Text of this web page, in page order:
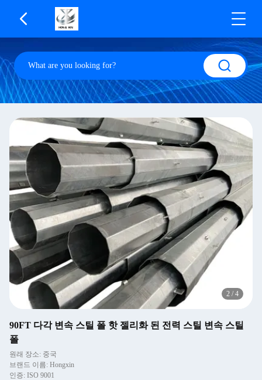
2 / 4
90FT 다각 변속 스틸 폴 핫 젤리화 된 전력 스틸 변속 스틸
폴
원래 장소: 중국
브랜드 이름: Hongxin
인증: ISO 9001